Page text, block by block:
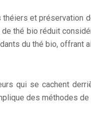
et
thé bio réduit
du thé bio, offrant
qui se cachent
des méthodes